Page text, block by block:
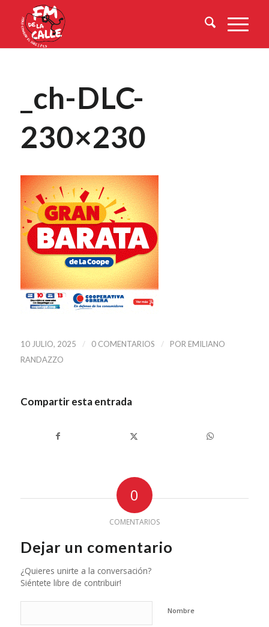
_ch-DLC-
230×230
10 JULIO, 2025 / 0 COMENTARIOS / POR EMILIANO
RANDAZZO
Compartir esta entrada
0
COMENTARIOS
Dejar un comentario
¿Quieres unirte a la conversación?
Siéntete libre de contribuir!
Nombre